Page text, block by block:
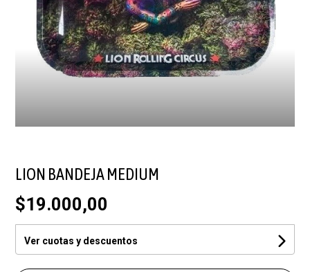
LION BANDEJA MEDIUM
$19.000,00
Ver cuotas y descuentos